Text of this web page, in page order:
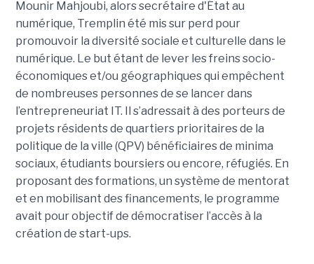
Mounir Mahjoubi, alors secrétaire d'État au
numérique, Tremplin été mis sur perd pour
promouvoir la diversité sociale et culturelle dans le
numérique. Le but étant de lever les freins socio-
économiques et/ou géographiques qui empêchent
de nombreuses personnes de se lancer dans
l’entrepreneuriat IT. Il s’adressait à des porteurs de
projets résidents de quartiers prioritaires de la
politique de la ville (QPV) bénéficiaires de minima
sociaux, étudiants boursiers ou encore, réfugiés. En
proposant des formations, un système de mentorat
et en mobilisant des financements, le programme
avait pour objectif de démocratiser l’accès à la
création de start-ups.